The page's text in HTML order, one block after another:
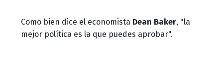
Como bien dice el economista Dean Baker, "la
mejor política es la que puedes aprobar".